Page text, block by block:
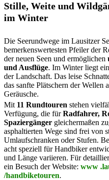
Stille, Weite und
im Winter
Die Seerundwege im Lausitzer
bemerkenswertesten Pfeiler der
der neuen Seen und ermöglichen
und Ausflüge. Im Winter liegt
der Landschaft. Das leise
das sanfte Plätschern der Wellen
Geräusche.
Mit 11 Rundtouren stehen
Verfügung, die fürRadfahrer,
Spaziergänger gleichermaßen
asphaltierten Wege sind frei von
Umlaufschranken oder Stufen.
acht speziell für Handbiker
und Länge variieren. Für
ein Besuch der Website: www
/handbiketouren.